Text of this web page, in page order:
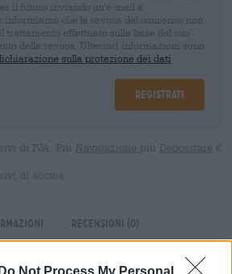
Do Not Process My Personal
il futuro inviando un'e-mail a
informiamo che la revoca del consenso non
trattamento effettuato sulla base del suo
della revoca. Ulteriori informazioni sono
sulla protezione dei dati
Registrati
di IVA. Più Navigazione più Depositare €
di accisa
Recensioni (0)